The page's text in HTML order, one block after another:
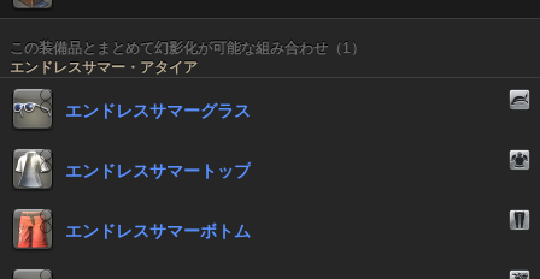
この装備品とまとめて幻影化が可能な組み合わせ（1）
エンドレスサマー・アタイア
エンドレスサマーグラス
エンドレスサマートップ
エンドレスサマーボトム